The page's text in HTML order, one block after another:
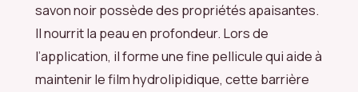
savon noir possède des propriétés apaisantes.
Il nourrit la peau en profondeur. Lors de
l’application, il forme une fine pellicule qui aide à
maintenir le film hydrolipidique, cette barrière